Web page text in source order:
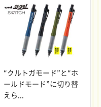
“クルトガモード”と“ホ
ールドモード”に切り替
えら...